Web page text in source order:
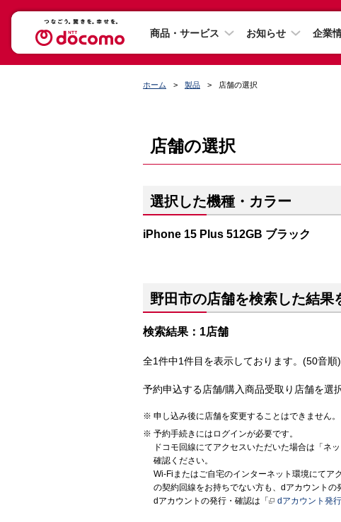
商品・サービス お知らせ 企業
ホーム 製品 店舗の選択
店舗の選択
選択した機種・カラー
iPhone 15 Plus 512GB ブラック
野田市の店舗を検索した結果
検索結果：1店舗
全1件中1件目を表示しております。(50音順)
予約申込する店舗/購入商品受取り店舗を選
申し込み後に店舗を変更することはできません。
予約手続きにはログインが必要です。
ドコモ回線にてアクセスいただいた場合は「ネ
確認ください。
Wi-Fiまたはご自宅のインターネット環境にてア
の契約回線をお持ちでない方も、dアカウントの
dアカウントの発行・確認は「
dアカウント発行